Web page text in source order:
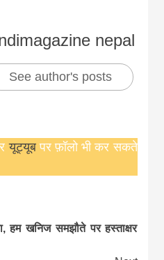
nepal
See author's posts
यूट्यूबपर फ़ॉलो भी कर सकते
खनिज समझौते पर हस्ताक्षर